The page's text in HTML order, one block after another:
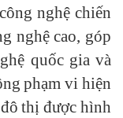
nghệ chiến
nghệ cao, góp
quốc gia và
phạm vi hiện
thị được hình